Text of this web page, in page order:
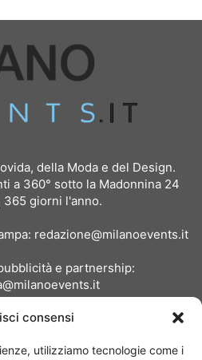
consensi
utilizziamo tecnologie come i
della Moda e del Design.
a 360° sotto la Madonnina 24
365 giorni l'anno.
redazione@milanoevents.it
e partnership: